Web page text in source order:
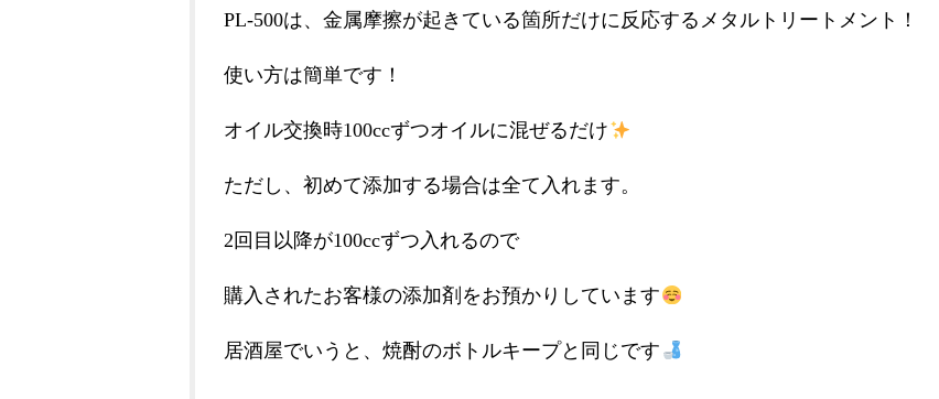
PL-500は、金属摩擦が起きている箇所だけに反応するメタルトリートメント！
使い方は簡単です！
オイル交換時100ccずつオイルに混ぜるだけ
ただし、初めて添加する場合は全て入れます。
2回目以降が100ccずつ入れるので
購入されたお客様の添加剤をお預かりしています
居酒屋でいうと、焼酎のボトルキープと同じです